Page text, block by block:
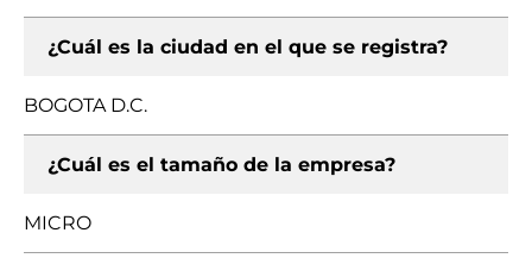
¿Cuál es la ciudad en el que se registra?
BOGOTA D.C.
¿Cuál es el tamaño de la empresa?
MICRO